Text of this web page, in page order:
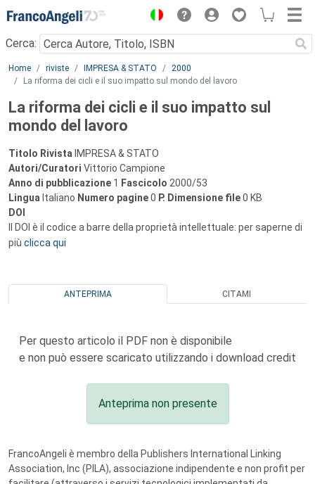
Menu
Cerca:
Main content
Home riviste IMPRESA & STATO
2000
La riforma dei cicli e il suo impatto sul mondo del lavoro
La riforma dei cicli e il suo impatto sul
mondo del lavoro
Titolo Rivista IMPRESA & STATO
Autori/Curatori Vittorio Campione
Anno di pubblicazione 1 Fascicolo 2000/53
Lingua Italiano Numero pagine0 P. Dimensione file0 KB
DOI
Il DOI è il codice a barre della proprietà intellettuale: per saperne di
più clicca qui
ANTEPRIMA CITAMI
Per questo articolo il PDF non è disponibile
e non può essere scaricato utilizzando i download credit
Anteprima non presente
FrancoAngeli è membro della Publishers International Linking
Association, Inc (PILA), associazione indipendente e non profit per